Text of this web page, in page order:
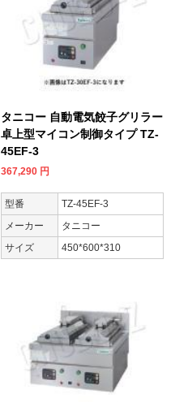
タニコー 自動電気餃子グリラー
卓上型マイコン制御タイプ TZ-
45EF-3
367,290 円
型番
TZ-45EF-3
メーカー
タニコー
サイズ
450*600*310